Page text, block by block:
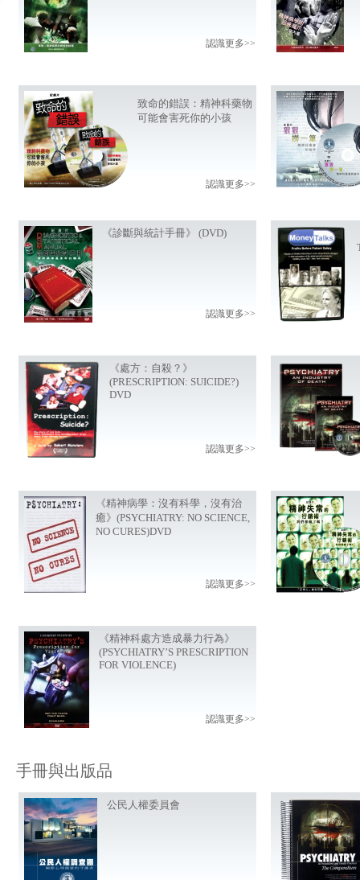
認識更多>>
致命的錯誤：精神科藥物
可能會害死你的小孩
認識更多>>
《診斷與統計手冊》 (DVD)
認識更多>>
《處方：自殺？》
(PRESCRIPTION: SUICIDE?)
DVD
認識更多>>
《精神病學：沒有科學，沒有治
癒》(PSYCHIATRY: NO SCIENCE,
NO CURES)DVD
認識更多>>
《精神科處方造成暴力行為》
(PSYCHIATRY’S PRESCRIPTION
FOR VIOLENCE)
認識更多>>
手冊與出版品
公民人權委員會